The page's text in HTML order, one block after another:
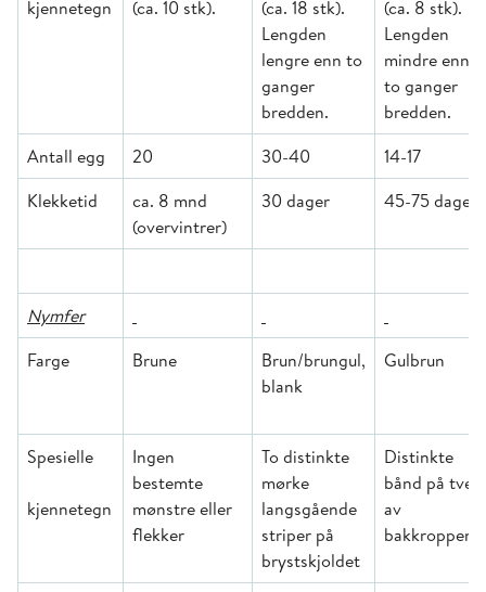
kjennetegn (ca. 10 stk).
(ca. 18 stk).
Lengden
lengre enn to
ganger
bredden.
(ca. 8 stk).
Lengden
mindre enn
to ganger
bredden.
Antall egg
20 30-40
14-17
Klekketid
ca. 8 mnd
(overvintrer)
30 dager 45-75 dager
Nymfer
Farge
Brune
Brun/brungul,
blank
Gulbrun
Spesielle
kjennetegn
Ingen
bestemte
mønstre eller
flekker
To distinkte
mørke
langsgående
striper på
brystskjoldet
Distinkte
bånd på tvers
av
bakkroppen